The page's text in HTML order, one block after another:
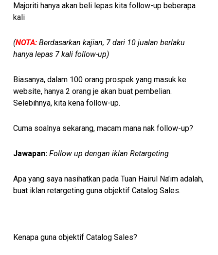
Majoriti hanya akan beli lepas kita follow-up beberapa
kali
(NOTA: Berdasarkan kajian, 7 dari 10 jualan berlaku
hanya lepas 7 kali follow-up)
Biasanya, dalam 100 orang prospek yang masuk ke
website, hanya 2 orang je akan buat pembelian.
Selebihnya, kita kena follow-up.
Cuma soalnya sekarang, macam mana nak follow-up?
Jawapan: Follow up dengan iklan Retargeting
Apa yang saya nasihatkan pada Tuan Hairul Na’im adalah,
buat iklan retargeting guna objektif Catalog Sales.
Kenapa guna objektif Catalog Sales?